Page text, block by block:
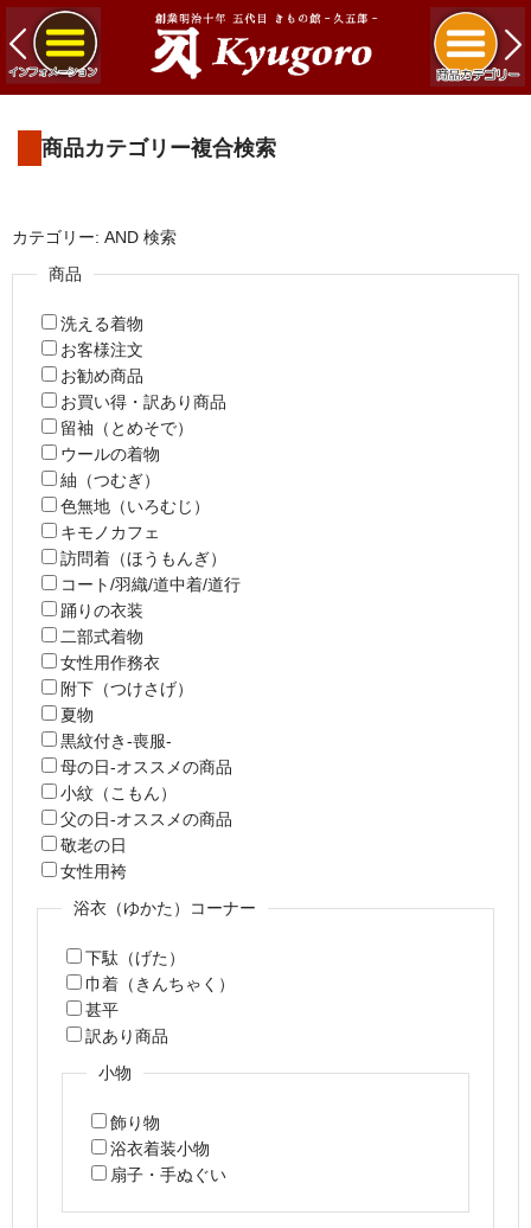
商品カテゴリー複合検索
カテゴリー: AND 検索
商品
洗える着物
お客様注文
お勧め商品
お買い得・訳あり商品
留袖（とめそで）
ウールの着物
紬（つむぎ）
色無地（いろむじ）
キモノカフェ
訪問着（ほうもんぎ）
コート/羽織/道中着/道行
踊りの衣装
二部式着物
女性用作務衣
附下（つけさげ）
夏物
黒紋付き-喪服-
母の日-オススメの商品
小紋（こもん）
父の日-オススメの商品
敬老の日
女性用袴
浴衣（ゆかた）コーナー
下駄（げた）
巾着（きんちゃく）
甚平
訳あり商品
小物
飾り物
浴衣着装小物
扇子・手ぬぐい